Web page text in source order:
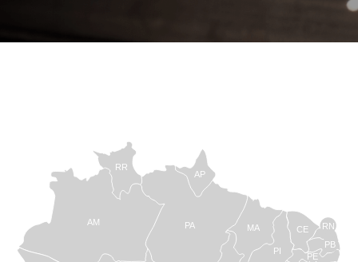
PE
RN
CE
PI
MA
AP
PA
RR
AM
PB